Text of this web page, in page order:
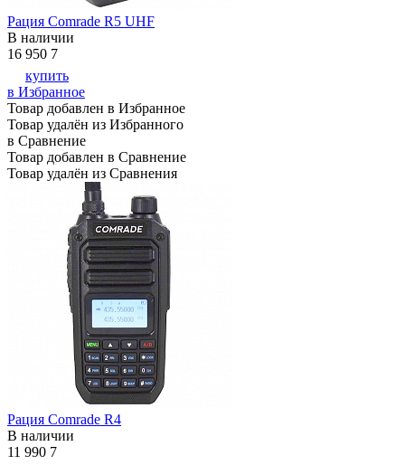
Рация Comrade R5 UHF
В наличии
16 950 7
купить
в Избранное
Товар добавлен в Избранное
Товар удалён из Избранного
в Сравнение
Товар добавлен в Сравнение
Товар удалён из Сравнения
Рация Comrade R4
В наличии
11 990 7